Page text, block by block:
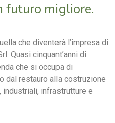
futuro migliore.
che diventerà l’impresa di
Quasi cinquant’anni di
che si occupa di
dal restauro alla costruzione
infrastrutture e